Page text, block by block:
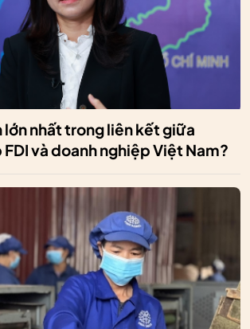
lớn nhất trong liên kết giữa
và doanh nghiệp Việt Nam?